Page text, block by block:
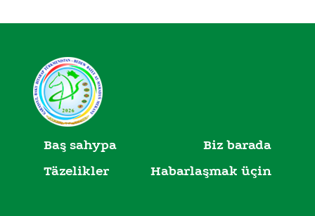
Baş sahypa
Biz barada
Täzelikler
Habarlaşmak üçin